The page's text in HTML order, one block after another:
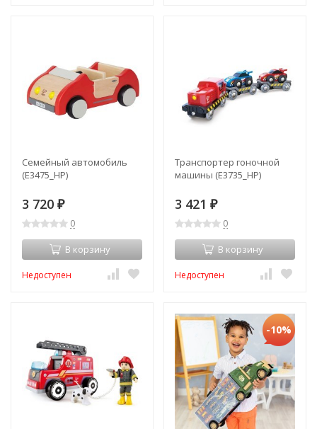
Семейный автомобиль
(E3475_HP)
3 720 ₽
0
В корзину
Недоступен
Транспортер гоночной
машины (E3735_HP)
3 421 ₽
0
В корзину
Недоступен
-10%